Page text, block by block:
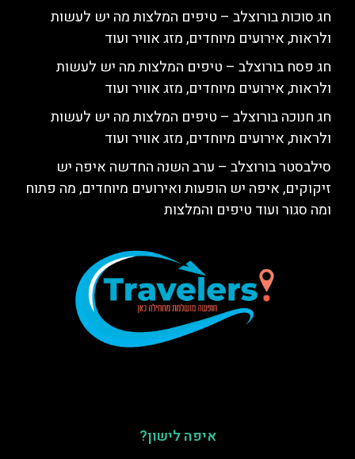
חג סוכות בורוצלב – טיפים המלצות מה יש לעשות
ולראות, אירועים מיוחדים, מזג אוויר ועוד
חג פסח בורוצלב – טיפים המלצות מה יש לעשות
ולראות, אירועים מיוחדים, מזג אוויר ועוד
חג חנוכה בורוצלב – טיפים המלצות מה יש לעשות
ולראות, אירועים מיוחדים, מזג אוויר ועוד
סילבסטר בורוצלב – ערב השנה החדשה איפה יש
זיקוקים, איפה יש הופעות ואירועים מיוחדים, מה פתוח
ומה סגור ועוד טיפים והמלצות
איפה לישון?